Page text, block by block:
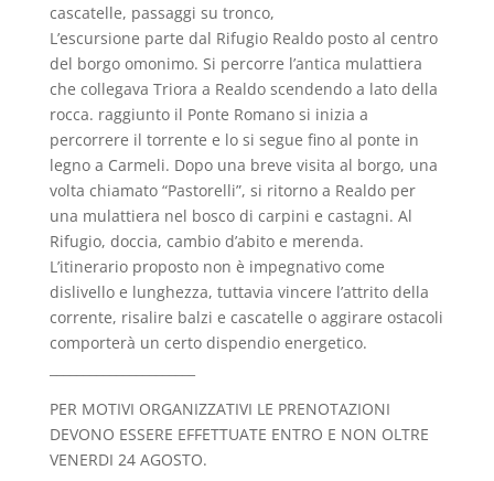
cascatelle, passaggi su tronco,
L’escursione parte dal Rifugio Realdo posto al centro
del borgo omonimo. Si percorre l’antica mulattiera
che collegava Triora a Realdo scendendo a lato della
rocca. raggiunto il Ponte Romano si inizia a
percorrere il torrente e lo si segue fino al ponte in
legno a Carmeli. Dopo una breve visita al borgo, una
volta chiamato “Pastorelli”, si ritorno a Realdo per
una mulattiera nel bosco di carpini e castagni. Al
Rifugio, doccia, cambio d’abito e merenda.
L’itinerario proposto non è impegnativo come
dislivello e lunghezza, tuttavia vincere l’attrito della
corrente, risalire balzi e cascatelle o aggirare ostacoli
comporterà un certo dispendio energetico.
PER MOTIVI ORGANIZZATIVI LE PRENOTAZIONI
DEVONO ESSERE EFFETTUATE ENTRO E NON OLTRE
VENERDI 24 AGOSTO.